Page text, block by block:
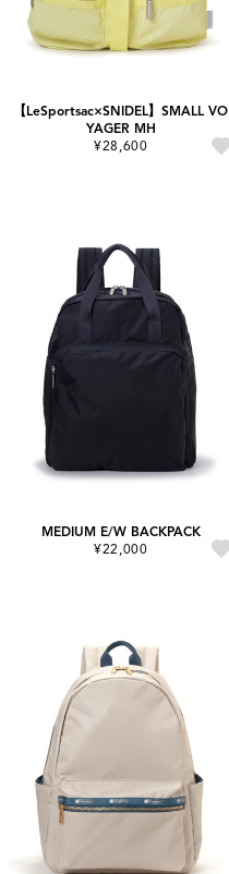
【LeSportsac×SNIDEL】SMALL VO
YAGER MH
¥28,600
MEDIUM E/W BACKPACK
¥22,000